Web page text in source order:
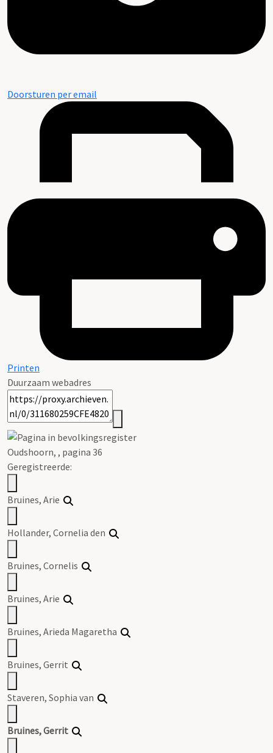
Doorsturen per email
Printen
Duurzaam webadres
Oudshoorn, , pagina 36
Geregistreerde:
Bruines, Arie
Hollander, Cornelia den
Bruines, Cornelis
Bruines, Arie
Bruines, Arieda Magaretha
Bruines, Gerrit
Staveren, Sophia van
Bruines,Gerrit